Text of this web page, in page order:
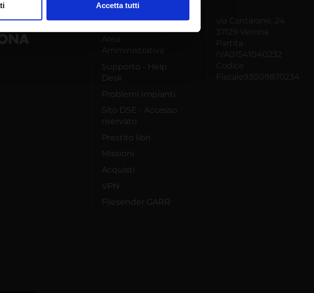
con altre informazioni che hai fornito loro o
Accetta tutti
MyUnivr
Area
Amministrativa
Supporto - Help
Desk
Problemi Impianti
Sito DSE - Accesso
riservato
Prestito libri
Missioni
Acquisti
VPN
Filesender GARR
via Cantarane, 24
37129 Verona
Partita
IVA01541040232
Codice
Fiscale93009870234